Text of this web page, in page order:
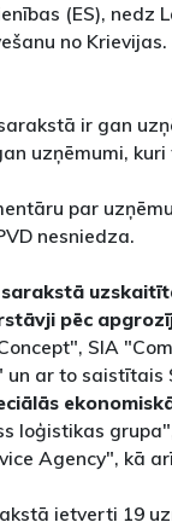
(ES),
no
ir gan
uzņēmumi,
par
nesniedza.
pēc
SIA
un ar to saistītais
loģistikas
Agency", kā
ietverti 19